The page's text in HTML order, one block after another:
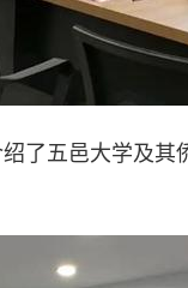
了五邑大学及其